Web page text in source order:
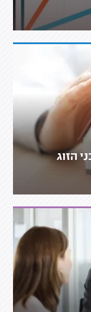
הזוג